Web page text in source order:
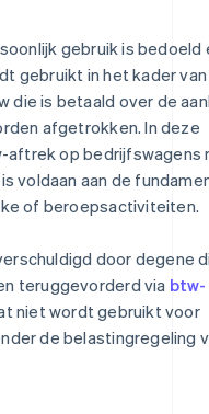
gebruik is bedoeld
gebruikt in het kader van
die is betaald over de
afgetrokken. In deze
aftrek op bedrijfswagens
voldaan aan de
of beroepsactiviteiten.
door degene
teruggevorderd via btw-
niet wordt gebruikt voor
de belastingregeling